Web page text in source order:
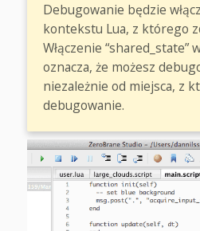
Debugowanie będzie
kontekstu Lua, z którego
Włączenie “shared_state”
oznacza, że możesz
niezależnie od miejsca, z
debugowanie.